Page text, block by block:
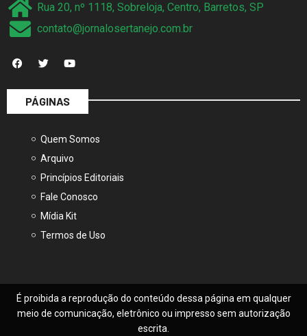
Rua 20, nº 1118, Sobreloja, Centro, Barretos, SP
contato@jornalosertanejo.com.br
PÁGINAS
Quem Somos
Arquivo
Princípios Editoriais
Fale Conosco
Mídia Kit
Termos de Uso
É proibida a reprodução do conteúdo dessa página em qualquer
meio de comunicação, eletrônico ou impresso sem autorização
escrita.